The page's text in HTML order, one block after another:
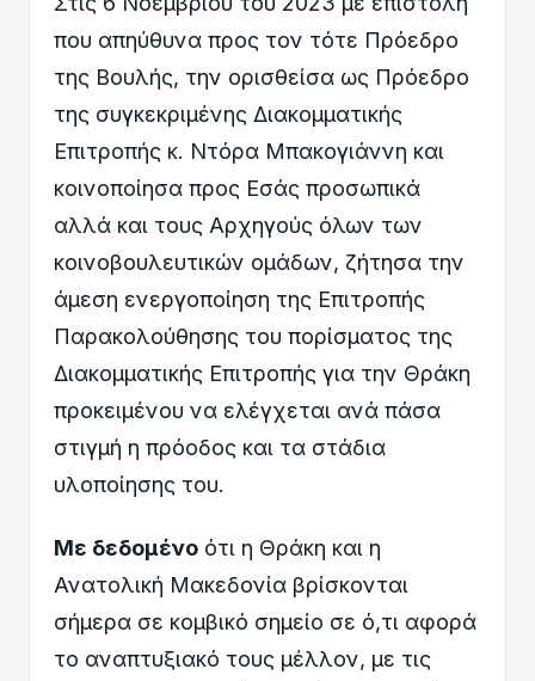
που απηύθυνα προς τον τότε Πρόεδρο
της Βουλής, την ορισθείσα ως Πρόεδρο
της συγκεκριμένης Διακομματικής
Επιτροπής κ. Ντόρα Μπακογιάννη και
κοινοποίησα προς Εσάς προσωπικά
αλλά και τους Αρχηγούς όλων των
κοινοβουλευτικών ομάδων, ζήτησα την
άμεση ενεργοποίηση της Επιτροπής
Παρακολούθησης του πορίσματος της
Διακομματικής Επιτροπής για την Θράκη
προκειμένου να ελέγχεται ανά πάσα
στιγμή η πρόοδος και τα στάδια
υλοποίησης του.
Με δεδομένο ότι η Θράκη και η
Ανατολική Μακεδονία βρίσκονται
σήμερα σε κομβικό σημείο σε ό,τι αφορά
το αναπτυξιακό τους μέλλον, με τις